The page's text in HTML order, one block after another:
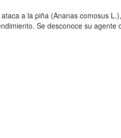
a la piña (Ananas comosus
Se desconoce su agente